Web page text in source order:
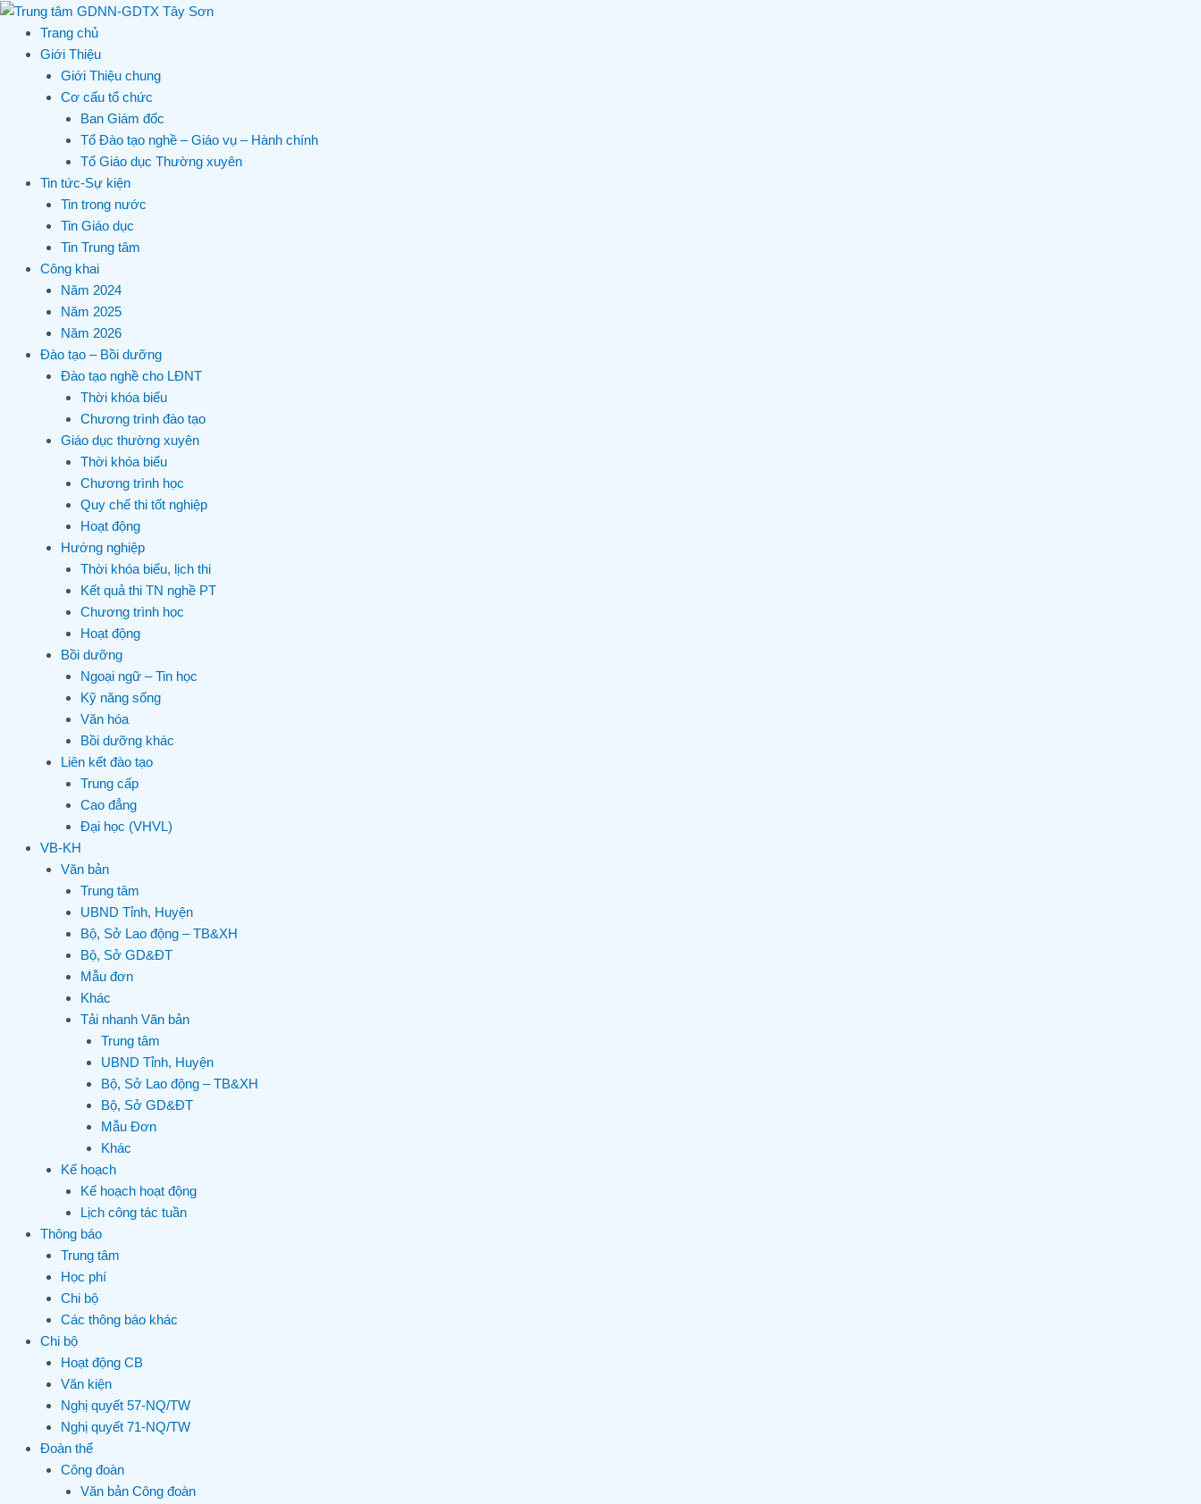
Skip
content
Trang chủ
Giới Thiệu
Giới Thiệu chung
Cơ cấu tổ chức
Ban Giám đốc
Tổ Đào tạo nghề – Giáo vụ – Hành chính
Tổ Giáo dục Thường xuyên
Tin tức-Sự kiện
Tin trong nước
Tin Giáo dục
Tin Trung tâm
Công khai
Năm 2024
Năm 2025
Năm 2026
Đào tạo – Bồi dưỡng
Đào tạo nghề cho LĐNT
Thời khóa biểu
Chương trình đào tạo
Giáo dục thường xuyên
Thời khóa biểu
Chương trình học
Quy chế thi tốt nghiệp
Hoạt động
Hướng nghiệp
Thời khóa biểu, lịch thi
Kết quả thi TN nghề PT
Chương trình học
Hoạt động
Bồi dưỡng
Ngoại ngữ – Tin học
Kỹ năng sống
Văn hóa
Bồi dưỡng khác
Liên kết đào tạo
Trung cấp
Cao đẳng
Đại học (VHVL)
VB-KH
Văn bản
Trung tâm
UBND Tỉnh, Huyện
Bộ, Sở Lao động – TB&XH
Bộ, Sở GD&ĐT
Mẫu đơn
Khác
Tải nhanh Văn bản
Trung tâm
UBND Tỉnh, Huyện
Bộ, Sở Lao động – TB&XH
Bộ, Sở GD&ĐT
Mẫu Đơn
Khác
Kế hoạch
Kế hoạch hoạt động
Lịch công tác tuần
Thông báo
Trung tâm
Học phí
Chi bộ
Các thông báo khác
Chi bộ
Hoạt động CB
Văn kiện
Nghị quyết 57-NQ/TW
Nghị quyết 71-NQ/TW
Đoàn thể
Công đoàn
Văn bản Công đoàn